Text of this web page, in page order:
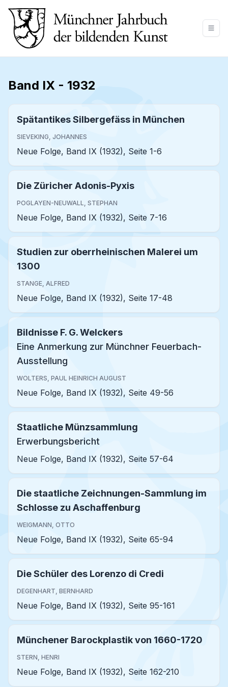
Band IX - 1932
Spätantikes Silbergefäss in München
SIEVEKING, JOHANNES
Neue Folge, Band IX (1932), Seite 1-6
Die Züricher Adonis-Pyxis
POGLAYEN-NEUWALL, STEPHAN
Neue Folge, Band IX (1932), Seite 7-16
Studien zur oberrheinischen Malerei um
1300
STANGE, ALFRED
Neue Folge, Band IX (1932), Seite 17-48
Bildnisse F. G. Welckers
Eine Anmerkung zur Münchner Feuerbach-
Ausstellung
WOLTERS, PAUL HEINRICH AUGUST
Neue Folge, Band IX (1932), Seite 49-56
Staatliche Münzsammlung
Erwerbungsbericht
Neue Folge, Band IX (1932), Seite 57-64
Die staatliche Zeichnungen-Sammlung im
Schlosse zu Aschaffenburg
WEIGMANN, OTTO
Neue Folge, Band IX (1932), Seite 65-94
Die Schüler des Lorenzo di Credi
DEGENHART, BERNHARD
Neue Folge, Band IX (1932), Seite 95-161
Münchener Barockplastik von 1660-1720
STERN, HENRI
Neue Folge, Band IX (1932), Seite 162-210